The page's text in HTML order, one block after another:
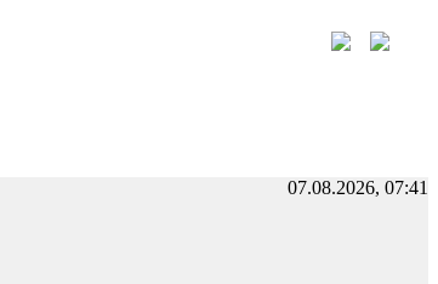
07.08.2026, 07:41